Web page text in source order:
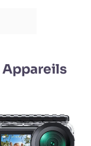
Appareils